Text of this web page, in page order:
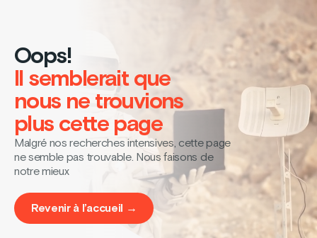
Oops!
Il semblerait que
nous ne trouvions
plus cette page
Malgré nos recherches intensives, cette page
ne semble pas trouvable. Nous faisons de
notre mieux
Revenir à l’accueil →